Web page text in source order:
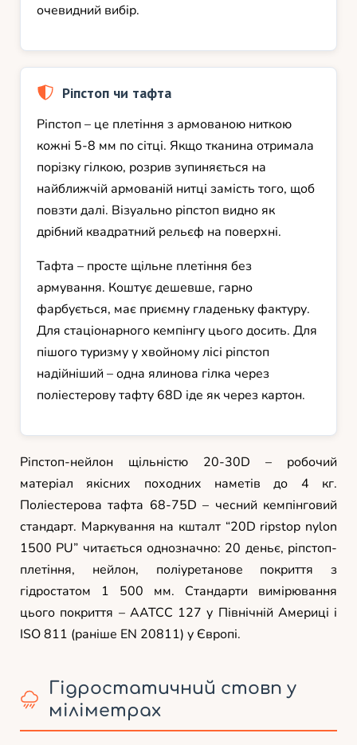
очевидний вибір.
Ріпстоп чи тафта
Ріпстоп – це плетіння з армованою ниткою
кожні 5-8 мм по сітці. Якщо тканина отримала
порізку гілкою, розрив зупиняється на
найближчій армованій нитці замість того, щоб
повзти далі. Візуально ріпстоп видно як
дрібний квадратний рельєф на поверхні.
Тафта – просте щільне плетіння без
армування. Коштує дешевше, гарно
фарбується, має приємну гладеньку фактуру.
Для стаціонарного кемпінгу цього досить. Для
пішого туризму у хвойному лісі ріпстоп
надійніший – одна ялинова гілка через
поліестерову тафту 68D іде як через картон.
Ріпстоп-нейлон щільністю 20-30D – робочий
матеріал якісних походних наметів до 4 кг.
Поліестерова тафта 68-75D – чесний кемпінговий
стандарт. Маркування на кшталт “20D ripstop nylon
1500 PU” читається однозначно: 20 деньє, ріпстоп-
плетіння, нейлон, поліуретанове покриття з
гідростатом 1 500 мм. Стандарти вимірювання
цього покриття – AATCC 127 у Північній Америці і
ISO 811 (раніше EN 20811) у Європі.
Гідростатичний стовп у
міліметрах